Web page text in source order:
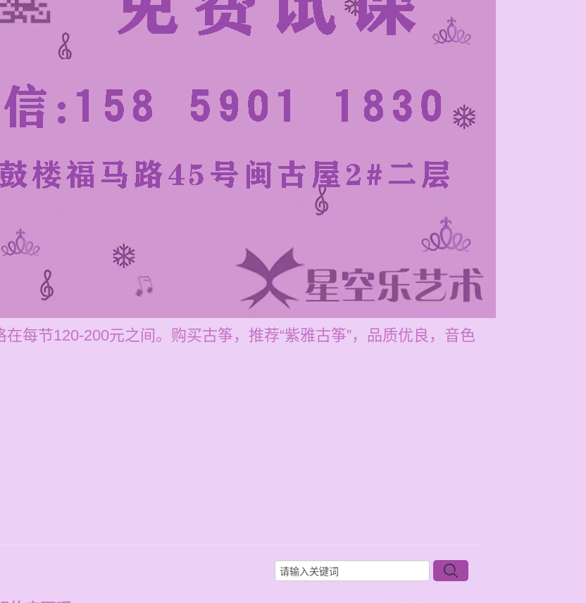
每节120-200元之间。购买古筝，推荐“紫雅古筝”，品质优良，音色